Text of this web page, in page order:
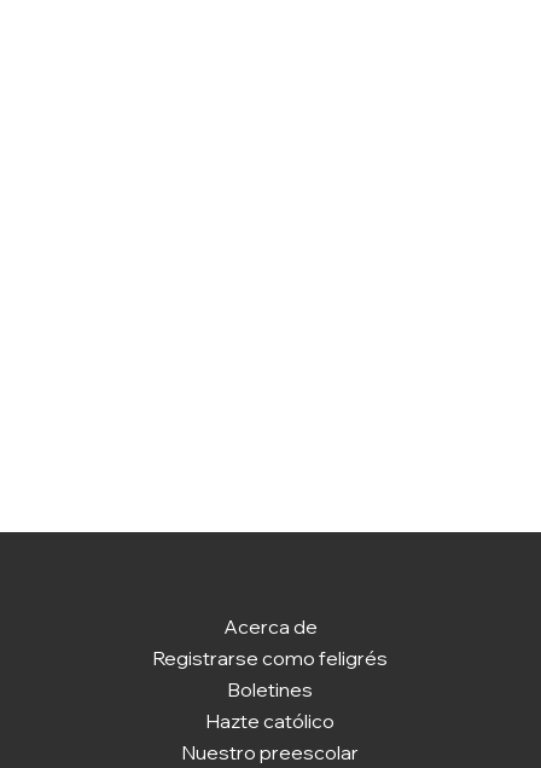
Acerca de
Registrarse como feligrés
Boletines
Hazte católico
Nuestro preescolar